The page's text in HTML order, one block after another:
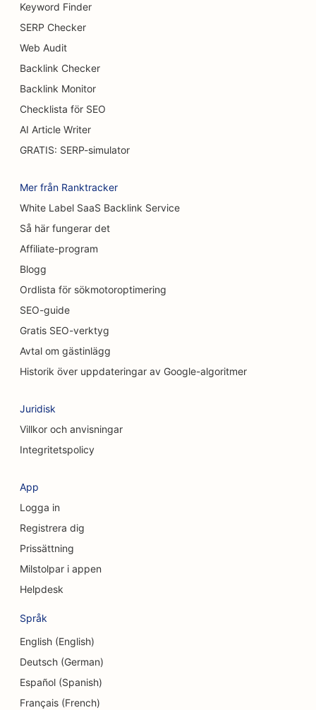
SEO för bufférestauranger
SEO för hamburgerbilar
SEO för brännskadekirurger
SEO för konditorier
SEO för restauranger med avslappnad mat
SEO för matt- och golvbutiker
SEO för biltvättar
SEO för städtjänster
SEO för kiropraktorer
SEO för kattkaféer
SEO för Chemical Peel-tjänster
SEO för klädbutiker
SEO för kraniofaciala kirurger
SEO för kaféer
SEO för konsultföretag
SEO för delikatessbutiker
SEO för skuldrådgivningstjänster
SEO för dansstudios
SEO för Dermabrasionstjänster
SEO för tandläkarmottagningar
Keyword Finder
SERP Checker
Web Audit
Backlink Checker
Backlink Monitor
Checklista för SEO
AI Article Writer
GRATIS: SERP-simulator
Mer från Ranktracker
White Label SaaS Backlink Service
Så här fungerar det
Affiliate-program
Blogg
Ordlista för sökmotoroptimering
SEO-guide
Gratis SEO-verktyg
Avtal om gästinlägg
Historik över uppdateringar av Google-algoritmer
Juridisk
Villkor och anvisningar
Integritetspolicy
App
Logga in
Registrera dig
Prissättning
Milstolpar i appen
Helpdesk
Språk
English (English)
Deutsch (German)
Español (Spanish)
Français (French)